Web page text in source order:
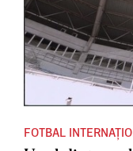
FOTBAL